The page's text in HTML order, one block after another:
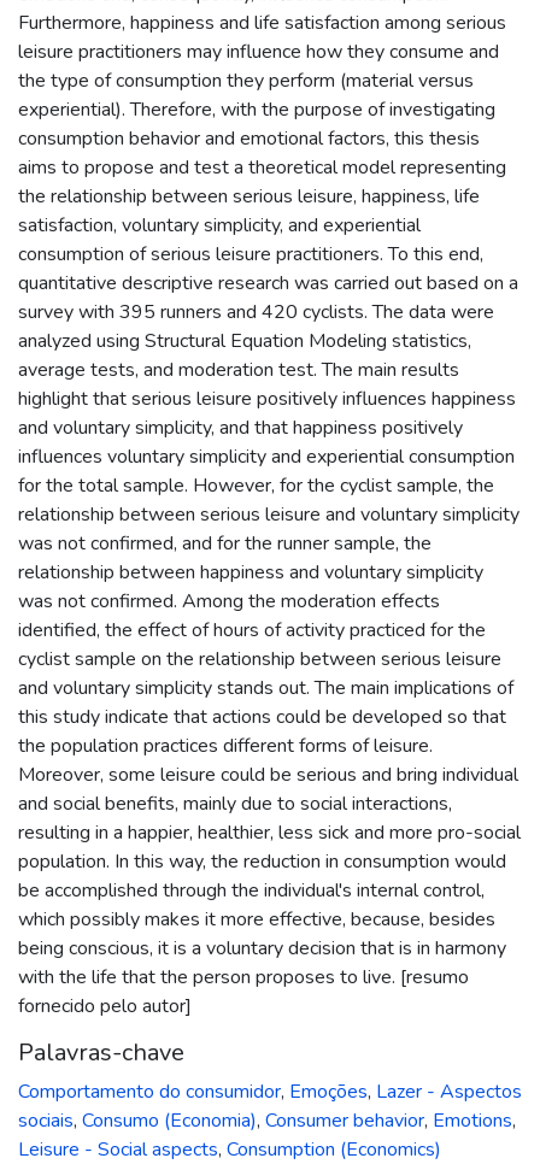
Furthermore, happiness and life satisfaction among serious
leisure practitioners may influence how they consume and
the type of consumption they perform (material versus
experiential). Therefore, with the purpose of investigating
consumption behavior and emotional factors, this thesis
aims to propose and test a theoretical model representing
the relationship between serious leisure, happiness, life
satisfaction, voluntary simplicity, and experiential
consumption of serious leisure practitioners. To this end,
quantitative descriptive research was carried out based on a
survey with 395 runners and 420 cyclists. The data were
analyzed using Structural Equation Modeling statistics,
average tests, and moderation test. The main results
highlight that serious leisure positively influences happiness
and voluntary simplicity, and that happiness positively
influences voluntary simplicity and experiential consumption
for the total sample. However, for the cyclist sample, the
relationship between serious leisure and voluntary simplicity
was not confirmed, and for the runner sample, the
relationship between happiness and voluntary simplicity
was not confirmed. Among the moderation effects
identified, the effect of hours of activity practiced for the
cyclist sample on the relationship between serious leisure
and voluntary simplicity stands out. The main implications of
this study indicate that actions could be developed so that
the population practices different forms of leisure.
Moreover, some leisure could be serious and bring individual
and social benefits, mainly due to social interactions,
resulting in a happier, healthier, less sick and more pro-social
population. In this way, the reduction in consumption would
be accomplished through the individual's internal control,
which possibly makes it more effective, because, besides
being conscious, it is a voluntary decision that is in harmony
with the life that the person proposes to live. [resumo
fornecido pelo autor]
Palavras-chave
Comportamento do consumidor, Emoções, Lazer - Aspectos
sociais, Consumo (Economia), Consumer behavior, Emotions,
Leisure - Social aspects, Consumption (Economics)